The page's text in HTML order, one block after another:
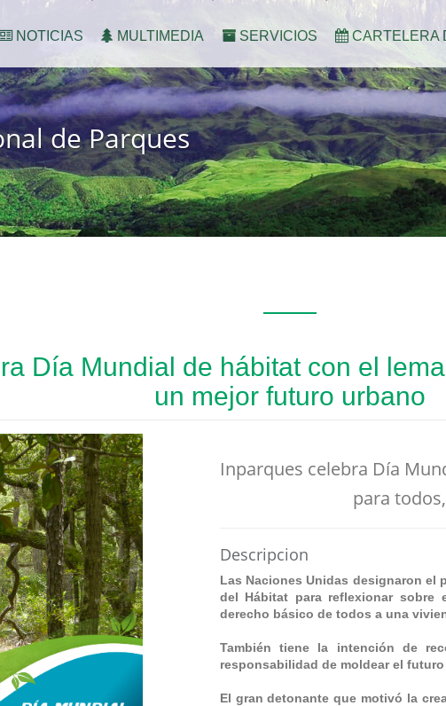
NOTICIAS MULTIMEDIA SERVICIOS CARTELERA
de Parques
Día Mundial de hábitat con el
un mejor futuro urbano
Inparques celebra Día
para
Descripcion
Las Naciones Unidas designaron el
del Hábitat para reflexionar
derecho básico de todos a una
También tiene la intención de
responsabilidad de moldear el
El gran detonante que motivó la